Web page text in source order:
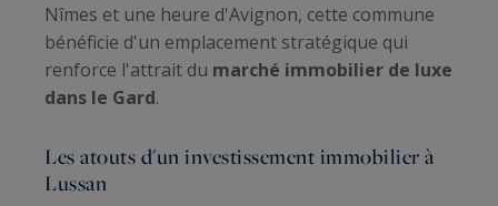
Nîmes et une heure d'Avignon, cette commune
bénéficie d'un emplacement stratégique qui
renforce l'attrait du marché immobilier de luxe
dans le Gard.
Les atouts d'un investissement immobilier à
Lussan